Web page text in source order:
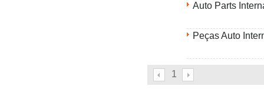
Auto Parts
Peças Auto
1